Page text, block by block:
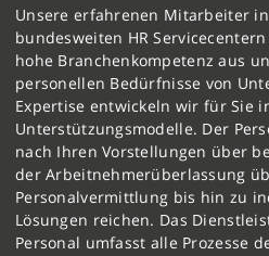
Unsere erfahrenen Mitarbeiter
bundesweiten HR
hohe Branchenkompetenz aus
personellen Bedürfnisse von
Expertise entwickeln wir für Sie
Unterstützungsmodelle. Der
nach Ihren Vorstellungen über
der Arbeitnehmerüberlassung
Personalvermittlung bis hin zu
Lösungen reichen. Das
Personal umfasst alle Prozesse